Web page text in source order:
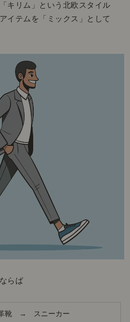
キリム」という北欧スタイル
イテムを「ミックス」として
らば
革靴 → スニーカー